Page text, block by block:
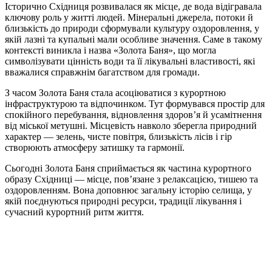
Історично Східниця розвивалася як місце, де вода відігравала
ключову роль у житті людей. Мінеральні джерела, потоки й
близькість до природи сформували культуру оздоровлення, у
якій лазні та купальні мали особливе значення. Саме в такому
контексті виникла і назва «Золота Баня», що могла
символізувати цінність води та її лікувальні властивості, які
вважалися справжнім багатством для громади.
З часом Золота Баня стала асоціюватися з курортною
інфраструктурою та відпочинком. Тут формувався простір для
спокійного перебування, відновлення здоров’я й усамітнення
від міської метушні. Місцевість навколо зберегла природний
характер — зелень, чисте повітря, близькість лісів і гір
створюють атмосферу затишку та гармонії.
Сьогодні Золота Баня сприймається як частина курортного
образу Східниці — місце, пов’язане з релаксацією, тишею та
оздоровленням. Вона доповнює загальну історію селища, у
якій поєднуються природні ресурси, традиції лікування і
сучасний курортний ритм життя.